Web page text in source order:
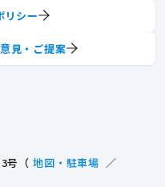
号（ 地図・駐車場 ／
リシー
見・ご提案